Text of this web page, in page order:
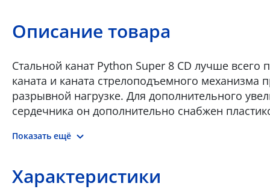
Описание товара
Стальной канат Python Super 8 CD лучше
каната и каната стрелоподъемного
разрывной нагрузке. Для дополнительного
сердечника он дополнительно снабжен
направлением навивки, а также в
Подъемного каната комплектовочных кранов
подъемной стрелой • Регулировочного каната
Показать ещё
Характеристики